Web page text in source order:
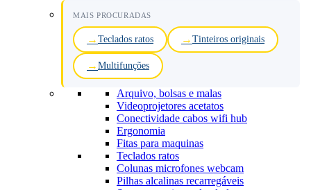
MAIS PROCURADAS
Teclados ratos Tinteiros originais
Multifunções
Arquivo, bolsas e malas
Videoprojetores acetatos
Conectividade cabos wifi hub
Ergonomia
Fitas para maquinas
Teclados ratos
Colunas microfones webcam
Pilhas alcalinas recarregáveis